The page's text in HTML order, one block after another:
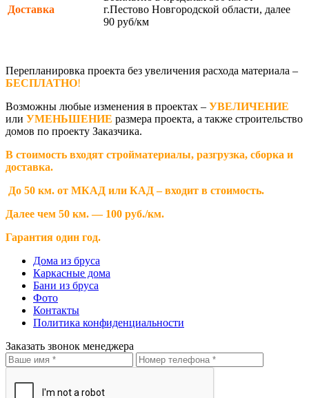
Доставка
г.Пестово Новгородской области, далее
90 руб/км
Перепланировка проекта без увеличения расхода материала –
БЕСПЛАТНО!
Возможны любые изменения в проектах – УВЕЛИЧЕНИЕ
или УМЕНЬШЕНИЕ размера проекта, а также строительство
домов по проекту Заказчика.
В стоимость входят стройматериалы, разгрузка, сборка и
доставка.
До 50 км. от МКАД или КАД – входит в стоимость.
Далее чем 50 км. — 100 руб./км.
Гарантия один год.
Дома из бруса
Каркасные дома
Бани из бруса
Фото
Контакты
Политика конфиденциальности
Заказать звонок менеджера